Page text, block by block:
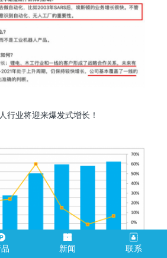
行业将迎来爆发式增长！
新闻 联系